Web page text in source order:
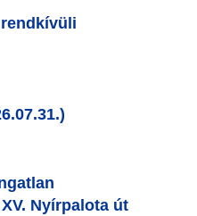
Nyírpalota út